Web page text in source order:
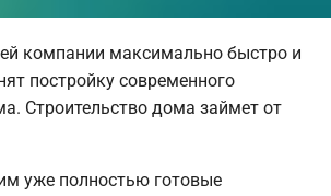
компании максимально быстро и
постройку современного
Строительство дома займет от
уже полностью готовые